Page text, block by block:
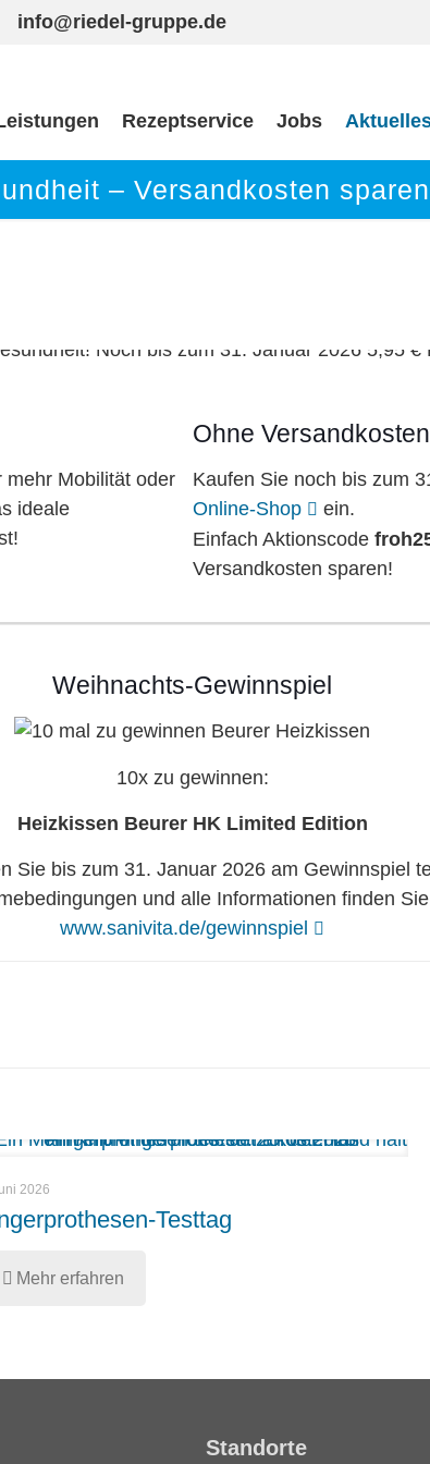
info@riedel-gruppe.de
Rezeptservice Jobs
– Versandkosten
mehr Mobilität oder
ideale
Ohne
Kaufen Sie noch bis zum
Online-Shop
ein.
Einfach Aktionscode
Versandkosten sparen!
Weihnachts-Gewinnspiel
10x zu gewinnen:
Heizkissen Beurer HK Limited Edition
Sie bis zum 31. Januar 2026 am Gewinnspiel
und alle Informationen finden
www.sanivita.de/gewinnspiel
2026
Testtag
Mehr erfahren
Standorte